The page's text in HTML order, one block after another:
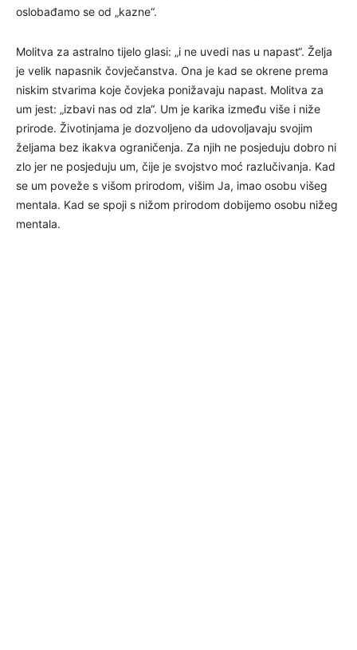
oslobađamo se od „kazne“.
Molitva za astralno tijelo glasi: „i ne uvedi nas u napast“. Želja
je velik napasnik čovječanstva. Ona je kad se okrene prema
niskim stvarima koje čovjeka ponižavaju napast. Molitva za
um jest: „izbavi nas od zla“. Um je karika između više i niže
prirode. Životinjama je dozvoljeno da udovoljavaju svojim
željama bez ikakva ograničenja. Za njih ne posjeduju dobro ni
zlo jer ne posjeduju um, čije je svojstvo moć razlučivanja. Kad
se um poveže s višom prirodom, višim Ja, imao osobu višeg
mentala. Kad se spoji s nižom prirodom dobijemo osobu nižeg
mentala.